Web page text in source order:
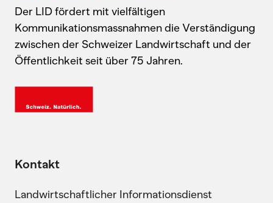
Der LID fördert mit vielfältigen
Kommunikationsmassnahmen die Verständigung
zwischen der Schweizer Landwirtschaft und der
Öffentlichkeit seit über 75 Jahren.
Kontakt
Landwirtschaftlicher Informationsdienst